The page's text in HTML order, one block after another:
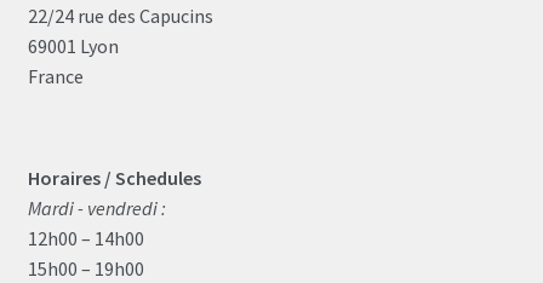
22/24 rue des Capucins
69001 Lyon
France
Horaires / Schedules
Mardi - vendredi :
12h00 – 14h00
15h00 – 19h00